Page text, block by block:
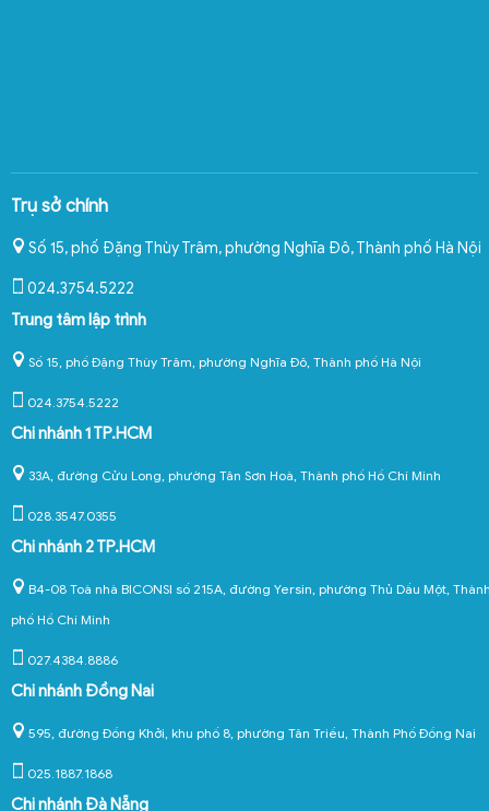
Trụ sở chính
Số 15, phố Đặng Thùy Trâm, phường Nghĩa Đô,Thành phố Hà Nội
024.3754.5222
Trung tâm lập trình
Số 15, phố Đặng Thùy Trâm, phường Nghĩa Đô, Thành phố Hà Nội
024.3754.5222
Chi nhánh 1 TP.HCM
33A, đường Cửu Long, phường Tân Sơn Hoà, Thành phố Hồ Chí Minh
028.3547.0355
Chi nhánh 2 TP.HCM
B4-08 Toà nhà BICONSI số 215A, đường Yersin, phường Thủ Dầu Một,
phố Hồ Chí Minh
027.4384.8886
Chi nhánh Đồng Nai
595, đường Đồng Khởi, khu phố 8, phường Tân Triều, Thành Phố Đồng Nai
025.1887.1868
Chi nhánh Đà Nẵng